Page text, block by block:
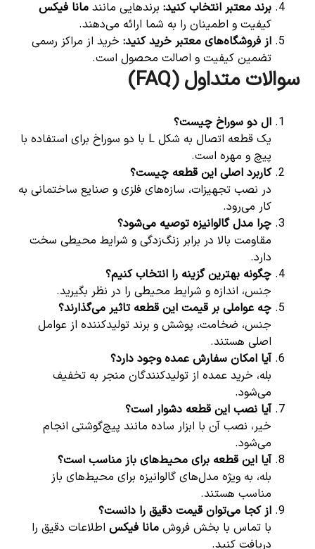
برند معتبر انتخاب کنید: برندهایی مانندمانا فیکس
کیفیت و اطمینان را به شما ارائه می‌دهند.
از فروشگاه‌های معتبر خرید کنید: خرید از مراکز رسمی
تضمین کیفیت و اصالت محصول است.
سوالات متداول (FAQ)
ال دو سوراخ چیست؟
یک قطعه اتصال به شکل L با دو سوراخ برای استفاده با
پیچ و مهره است.
کاربرد اصلی این قطعه چیست؟
در نصب تجهیزات، سازه‌های فلزی و صنایع ساختمانی به
کار می‌رود.
چرا مدل گالوانیزه توصیه می‌شود؟
مقاومت بالا در برابر زنگ‌زدگی و شرایط محیطی سخت
دارد.
چگونه بهترین گزینه را انتخاب کنیم؟
جنس، اندازه و شرایط محیطی را در نظر بگیرید.
چه عواملی بر قیمت این قطعه تاثیر می‌گذارند؟
جنس، ضخامت، پوشش و برند تولیدکننده از عوامل
اصلی هستند.
آیا امکان سفارش عمده وجود دارد؟
بله، خرید عمده از تولیدکنندگان منجر به تخفیف
می‌شود.
آیا نصب این قطعه دشوار است؟
خیر، نصب آن با ابزار ساده مانند پیچ‌گوشتی انجام
می‌شود.
آیا این قطعه برای محیط‌های باز مناسب است؟
بله، به ویژه مدل‌های گالوانیزه برای محیط‌های باز
مناسب هستند.
از کجا می‌توان قیمت دقیق را دانست؟
با تماس با بخش فروشمانا فیکس اطلاعات دقیق را
دریافت کنید.